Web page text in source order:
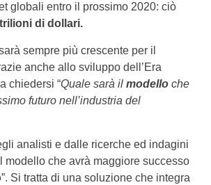
globali entro il prossimo 2020: ciò
di dollari.
sempre più crescente per il
anche allo sviluppo dell’Era
chiedersi “Quale sarà il modello che
futuro nell’industria del
analisti e dalle ricerche ed indagini
modello che avrà maggiore successo
”. Si tratta di una soluzione che integra